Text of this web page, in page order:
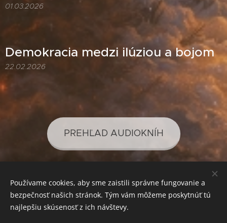
01.03.2026
Demokracia medzi ilúziou a bojom
22.02.2026
PREHĽAD AUDIOKNÍH
PREHĽAD PODCASTOV
Používame cookies, aby sme zaistili správne fungovanie a
bezpečnosť našich stránok. Tým vám môžeme poskytnúť tú
najlepšiu skúsenosť z ich návštevy.